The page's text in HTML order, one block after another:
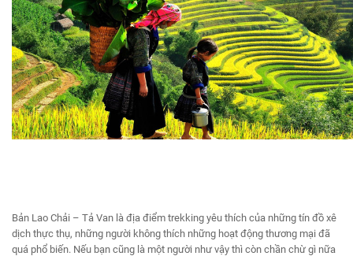
Bản Lao Chải – Tả Van là địa điểm trekking yêu thích của những tín đồ xê
dịch thực thụ, những người không thích những hoạt động thương mại đã
quá phổ biến. Nếu bạn cũng là một người như vậy thì còn chần chừ gì nữa